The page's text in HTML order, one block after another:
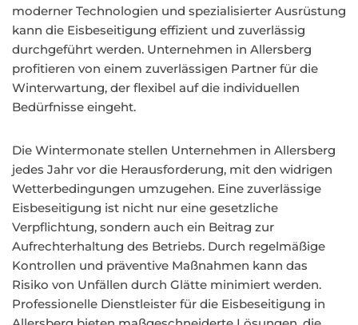
moderner Technologien und spezialisierter Ausrüstung
kann die Eisbeseitigung effizient und zuverlässig
durchgeführt werden. Unternehmen in Allersberg
profitieren von einem zuverlässigen Partner für die
Winterwartung, der flexibel auf die individuellen
Bedürfnisse eingeht.
Die Wintermonate stellen Unternehmen in Allersberg
jedes Jahr vor die Herausforderung, mit den widrigen
Wetterbedingungen umzugehen. Eine zuverlässige
Eisbeseitigung ist nicht nur eine gesetzliche
Verpflichtung, sondern auch ein Beitrag zur
Aufrechterhaltung des Betriebs. Durch regelmäßige
Kontrollen und präventive Maßnahmen kann das
Risiko von Unfällen durch Glätte minimiert werden.
Professionelle Dienstleister für die Eisbeseitigung in